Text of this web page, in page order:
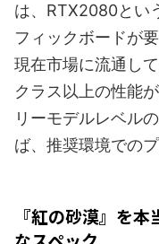
は、RTX2080とい
フィックボードが
現在市場に流通し
クラス以上の性能
リーモデルレベル
ば、推奨環境での
『紅の砂漠』を